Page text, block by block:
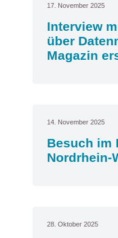
17. November 2025
Interview
über
Magazin
14. November 2025
Besuch im
Nordrhein-
28. Oktober 2025